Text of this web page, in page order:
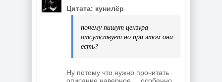
Цитата: кунилёр
почему пишут цензура
отсутствует но при этом она
есть?
Ну потому что нужно прочитать
описание наверное.... особенно